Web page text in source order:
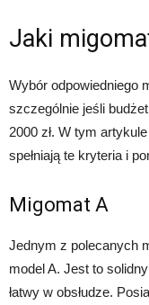
Jaki
Wybór odpowiedniego
szczególnie jeśli
2000 zł. W tym
spełniają te kryteria i
Migomat A
Jednym z polecanych
model A. Jest to
łatwy w obsłudze.